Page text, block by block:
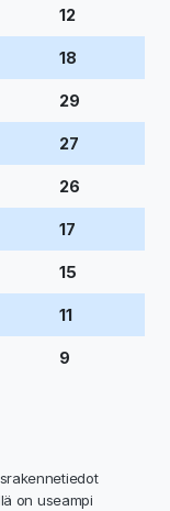
12
18
29
27
26
17
15
11
9
on useampi